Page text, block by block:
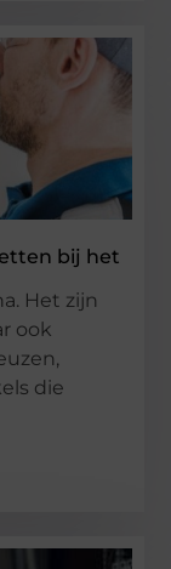
bij het
Het zijn
ook
die